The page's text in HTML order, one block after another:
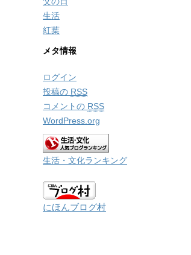
生活
紅葉
メタ情報
ログイン
投稿の RSS
コメントの RSS
WordPress.org
生活・文化ランキング
にほんブログ村